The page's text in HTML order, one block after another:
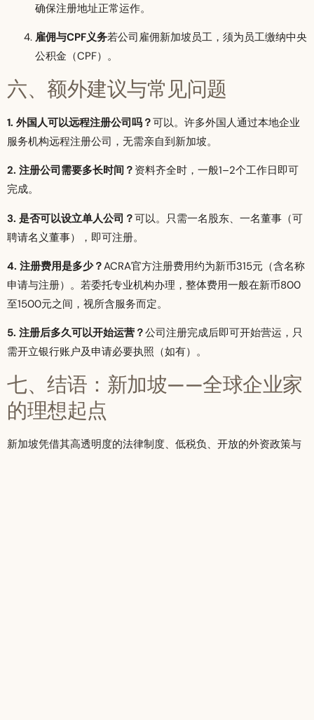
确保注册地址正常运作。
雇佣与CPF义务若公司雇佣新加坡员工，须为员工缴纳中央
公积金（CPF）。
六、额外建议与常见问题
1. 外国人可以远程注册公司吗？可以。许多外国人通过本地企业
服务机构远程注册公司，无需亲自到新加坡。
2. 注册公司需要多长时间？ 资料齐全时，一般1–2个工作日即可
完成。
3. 是否可以设立单人公司？可以。只需一名股东、一名董事（可
聘请名义董事），即可注册。
4. 注册费用是多少？ACRA官方注册费用约为新币315元（含名称
申请与注册）。若委托专业机构办理，整体费用一般在新币800
至1500元之间，视所含服务而定。
5. 注册后多久可以开始运营？公司注册完成后即可开始营运，只
需开立银行账户及申请必要执照（如有）。
七、结语：新加坡——全球企业家
的理想起点
新加坡凭借其高透明度的法律制度、低税负、开放的外资政策与